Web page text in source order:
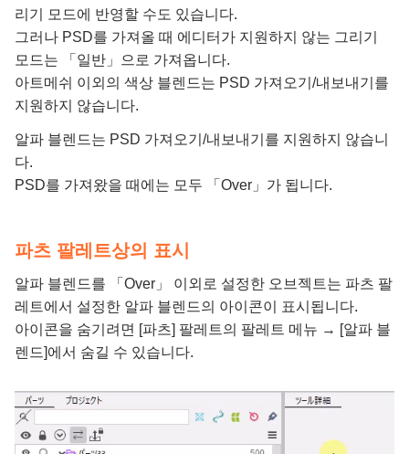
리기 모드에 반영할 수도 있습니다.
그러나 PSD를 가져올 때 에디터가 지원하지 않는 그리기
모드는 「일반」으로 가져옵니다.
아트메쉬 이외의 색상 블렌드는 PSD 가져오기/내보내기를
지원하지 않습니다.
알파 블렌드는 PSD 가져오기/내보내기를 지원하지 않습니
다.
PSD를 가져왔을 때에는 모두 「Over」가 됩니다.
파츠 팔레트상의 표시
알파 블렌드를 「Over」 이외로 설정한 오브젝트는 파츠 팔
레트에서 설정한 알파 블렌드의 아이콘이 표시됩니다.
아이콘을 숨기려면 [파츠] 팔레트의 팔레트 메뉴 → [알파 블
렌드]에서 숨길 수 있습니다.